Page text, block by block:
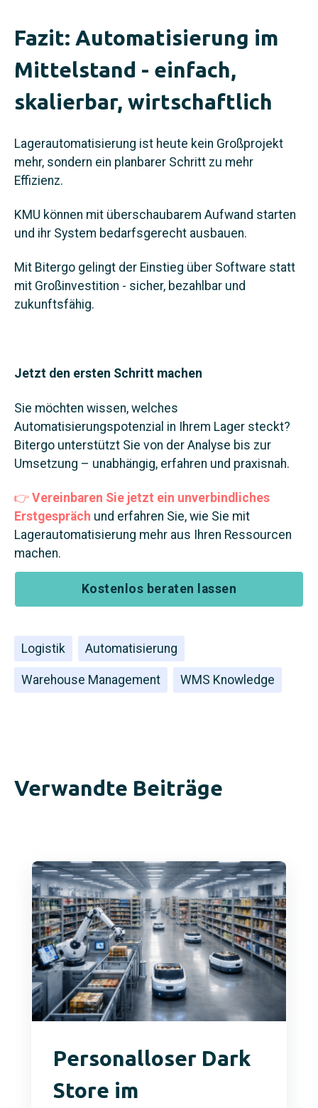
Fazit: Automatisierung im
Mittelstand - einfach,
skalierbar, wirtschaftlich
Lagerautomatisierung ist heute kein Großprojekt
mehr, sondern ein planbarer Schritt zu mehr
Effizienz.
KMU können mit überschaubarem Aufwand starten
und ihr System bedarfsgerecht ausbauen.
Mit Bitergo gelingt der Einstieg über Software statt
mit Großinvestition - sicher, bezahlbar und
zukunftsfähig.
Jetzt den ersten Schritt machen
Sie möchten wissen, welches
Automatisierungspotenzial in Ihrem Lager steckt?
Bitergo unterstützt Sie von der Analyse bis zur
Umsetzung – unabhängig, erfahren und praxisnah.
👉 Vereinbaren Sie jetzt ein unverbindliches
Erstgespräch und erfahren Sie, wie Sie mit
Lagerautomatisierung mehr aus Ihren Ressourcen
machen.
Kostenlos beraten lassen
Logistik Automatisierung
Warehouse Management WMS Knowledge
Verwandte Beiträge
Personalloser Dark
Store im